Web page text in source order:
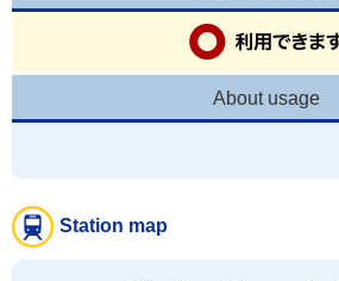
About usage
Station map